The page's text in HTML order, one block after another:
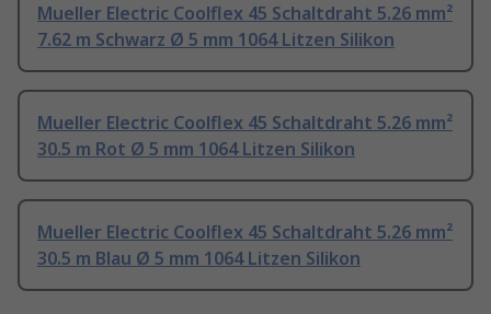
Mueller Electric Coolflex 45 Schaltdraht 5.26 mm²
7.62 m Schwarz Ø 5 mm 1064 Litzen Silikon
Mueller Electric Coolflex 45 Schaltdraht 5.26 mm²
30.5 m Rot Ø 5 mm 1064 Litzen Silikon
Mueller Electric Coolflex 45 Schaltdraht 5.26 mm²
30.5 m Blau Ø 5 mm 1064 Litzen Silikon